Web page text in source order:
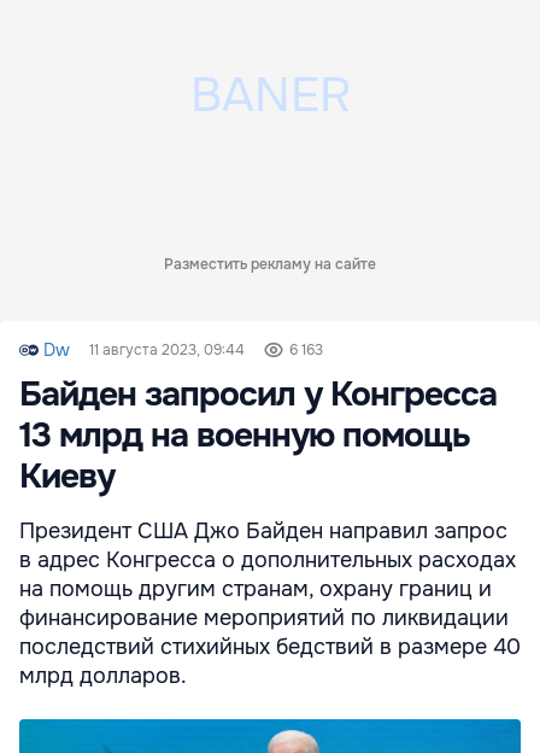
Разместить рекламу на сайте
Dw 11 августа 2023, 09:44 6 163
Байден запросил у Конгресса
13 млрд на военную помощь
Киеву
Президент США Джо Байден направил запрос
в адрес Конгресса о дополнительных расходах
на помощь другим странам, охрану границ и
финансирование мероприятий по ликвидации
последствий стихийных бедствий в размере 40
млрд долларов.